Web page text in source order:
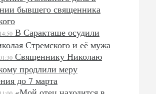
бывшего священника
В Саракташе осудили
Стремского и её мужа
Священнику Николаю
продлили меру
до 7 марта